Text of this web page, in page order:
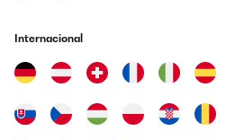
Internacional